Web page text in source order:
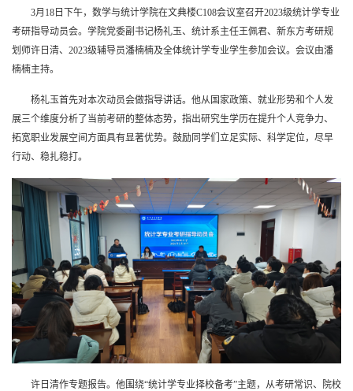
3月18日下午，数学与统计学院在文典楼C108会议室召开2023级统计学专业
考研指导动员会。学院党委副书记杨礼玉、统计系主任王佩君、新东方考研规
划师许日清、2023级辅导员潘楠楠及全体统计学专业学生参加会议。会议由潘
楠楠主持。
杨礼玉首先对本次动员会做指导讲话。他从国家政策、就业形势和个人发
展三个维度分析了当前考研的整体态势，指出研究生学历在提升个人竞争力、
拓宽职业发展空间方面具有显著优势。鼓励同学们立足实际、科学定位，尽早
行动、稳扎稳打。
许日清作专题报告。他围绕“统计学专业择校备考”主题，从考研常识、院校